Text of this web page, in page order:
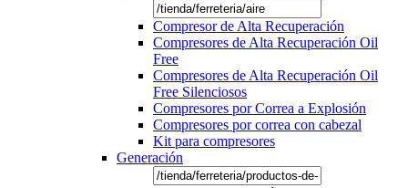
Compresor de Alta Recuperación
Compresores de Alta Recuperación Oil
Free
Compresores de Alta Recuperación Oil
Free Silenciosos
Compresores por Correa a Explosión
Compresores por correa con cabezal
Kit para compresores
Generación